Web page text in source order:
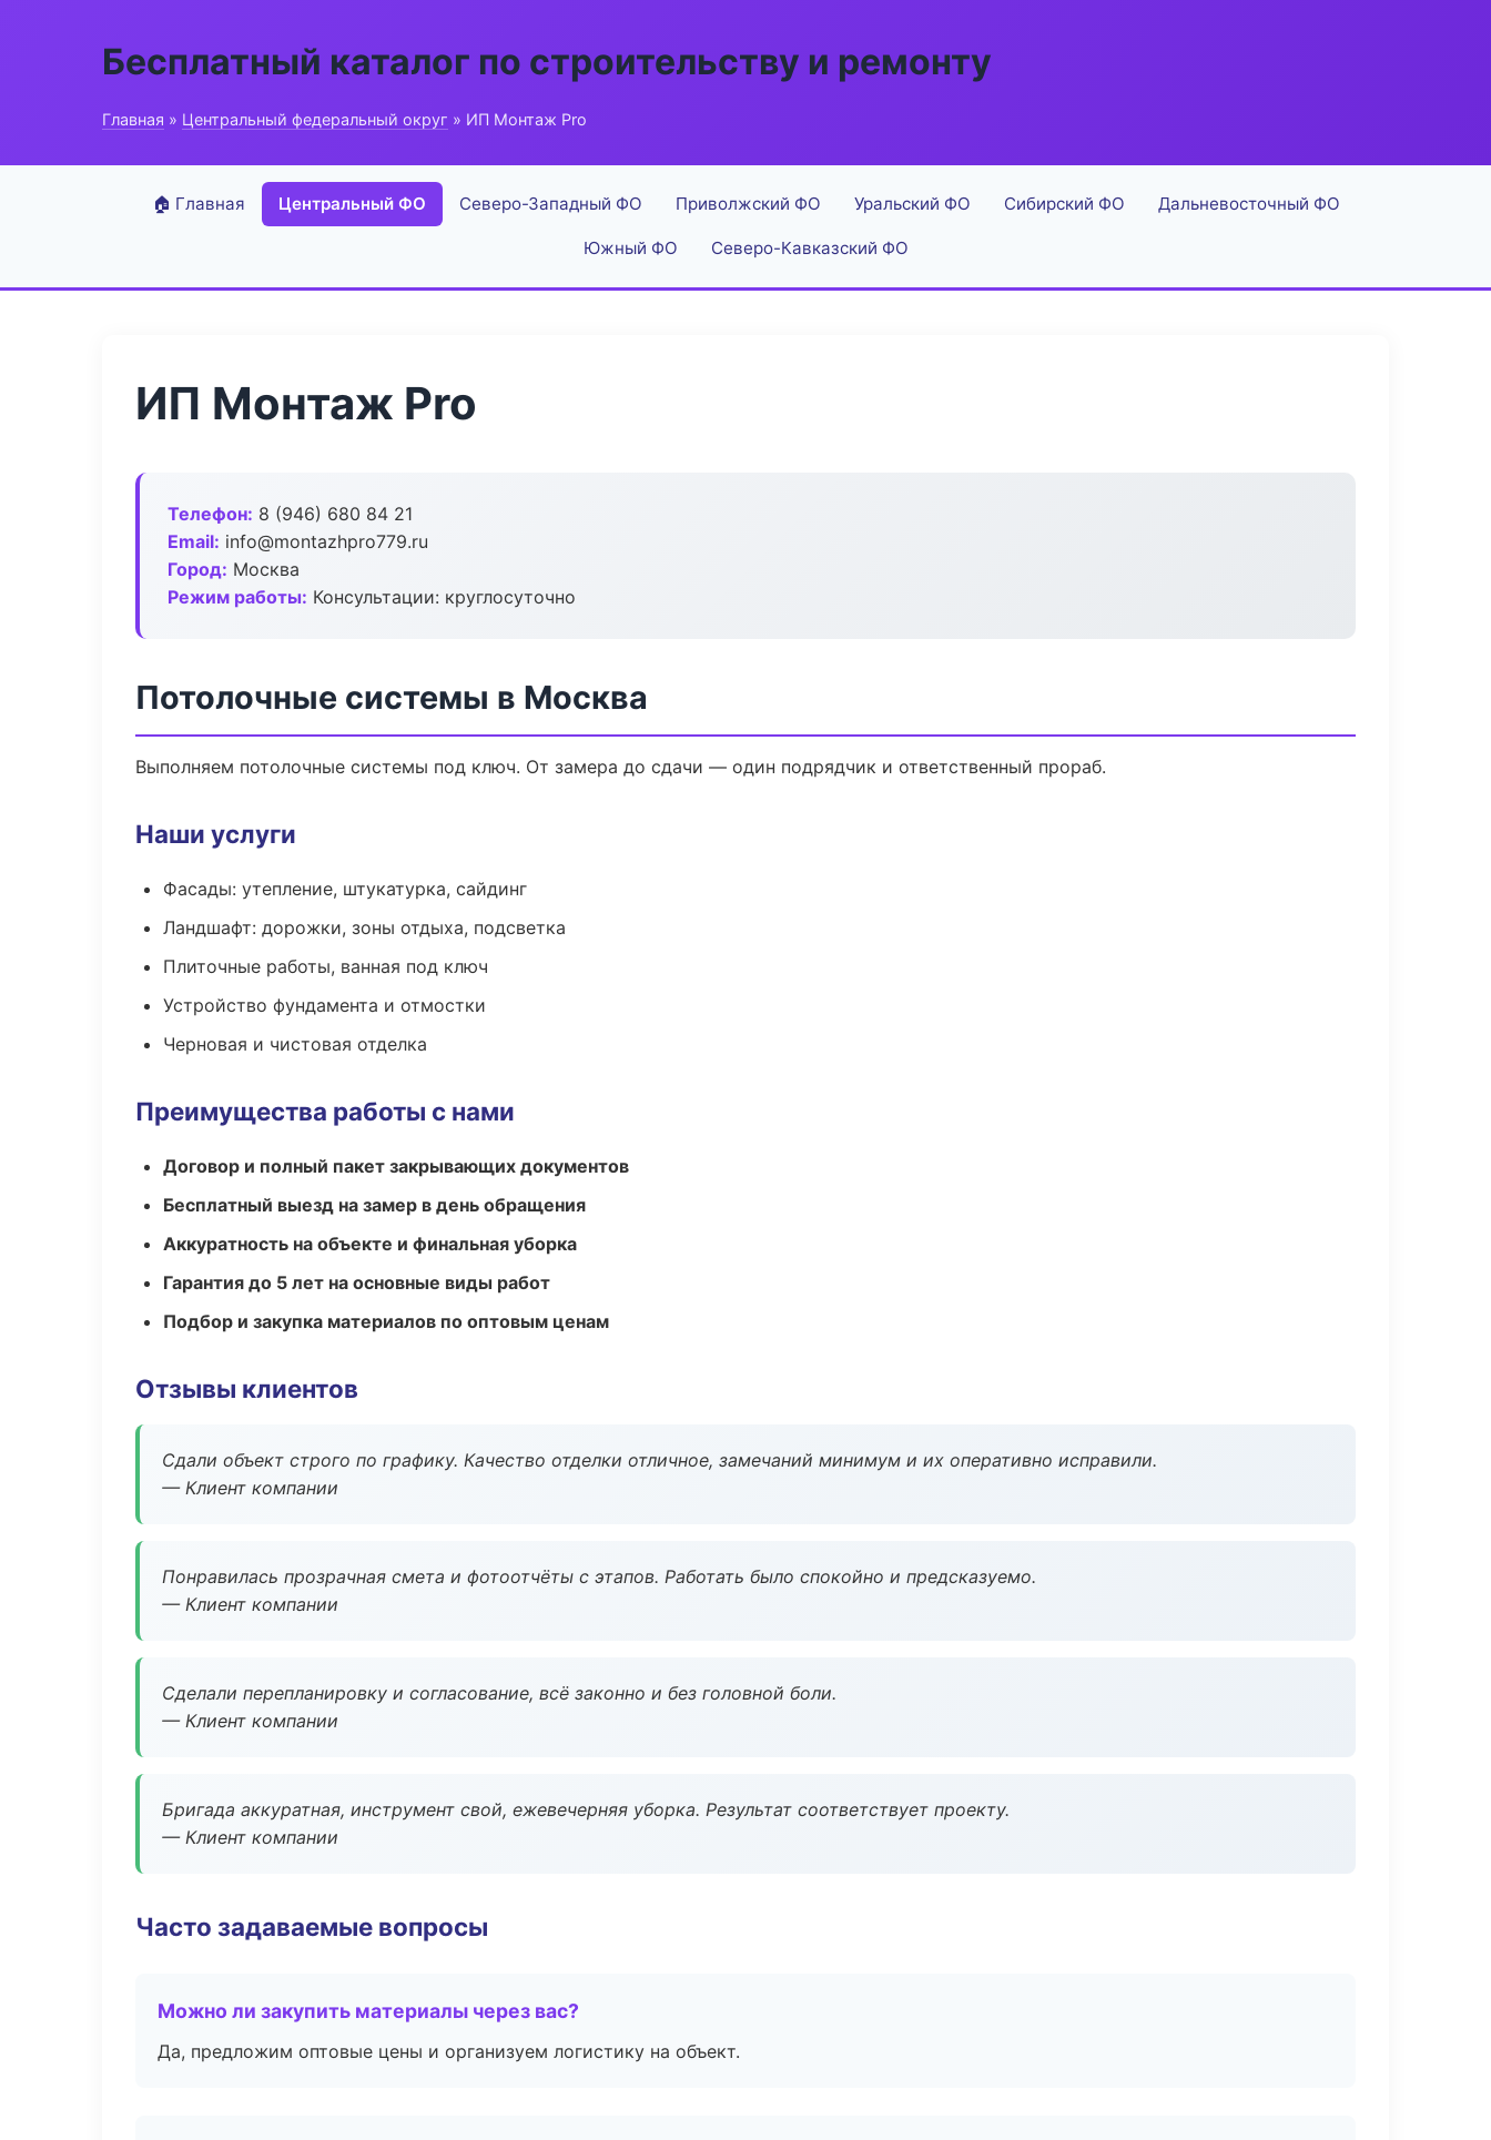
Бесплатный каталог по строительству и ремонту
Главная » Центральный федеральный округ » ИП Монтаж Pro
🏠 Главная Центральный ФО Северо-Западный ФО Приволжский ФО Уральский ФО Сибирский ФО Дальневосточный ФО
Южный ФО Северо-Кавказский ФО
ИП Монтаж Pro
Телефон: 8 (946) 680 84 21
Email: info@montazhpro779.ru
Город: Москва
Режим работы: Консультации: круглосуточно
Потолочные системы в Москва
Выполняем потолочные системы под ключ. От замера до сдачи — один подрядчик и ответственный прораб.
Наши услуги
Фасады: утепление, штукатурка, сайдинг
Ландшафт: дорожки, зоны отдыха, подсветка
Плиточные работы, ванная под ключ
Устройство фундамента и отмостки
Черновая и чистовая отделка
Преимущества работы с нами
Договор и полный пакет закрывающих документов
Бесплатный выезд на замер в день обращения
Аккуратность на объекте и финальная уборка
Гарантия до 5 лет на основные виды работ
Подбор и закупка материалов по оптовым ценам
Отзывы клиентов
Сдали объект строго по графику. Качество отделки отличное, замечаний минимум и их оперативно исправили.
— Клиент компании
Понравилась прозрачная смета и фотоотчёты с этапов. Работать было спокойно и предсказуемо.
— Клиент компании
Сделали перепланировку и согласование, всё законно и без головной боли.
— Клиент компании
Бригада аккуратная, инструмент свой, ежевечерняя уборка. Результат соответствует проекту.
— Клиент компании
Часто задаваемые вопросы
Можно ли закупить материалы через вас?
Да, предложим оптовые цены и организуем логистику на объект.